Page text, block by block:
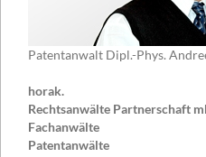
Patentanwalt Dipl.-Phys.
horak.
Rechtsanwälte Partnerschaft
Fachanwälte
Patentanwälte